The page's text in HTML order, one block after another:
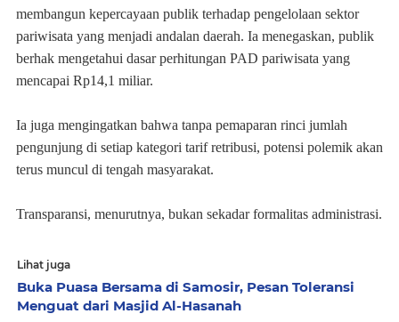
membangun kepercayaan publik terhadap pengelolaan sektor
pariwisata yang menjadi andalan daerah. Ia menegaskan, publik
berhak mengetahui dasar perhitungan PAD pariwisata yang
mencapai Rp14,1 miliar.
Ia juga mengingatkan bahwa tanpa pemaparan rinci jumlah
pengunjung di setiap kategori tarif retribusi, potensi polemik akan
terus muncul di tengah masyarakat.
Transparansi, menurutnya, bukan sekadar formalitas administrasi.
Lihat juga
Buka Puasa Bersama di Samosir, Pesan Toleransi
Menguat dari Masjid Al-Hasanah